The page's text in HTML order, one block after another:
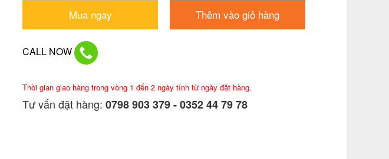
Mua ngay Thêm vào giỏ hàng
CALL NOW
Thời gian giao hàng trong vòng 1 đến 2 ngày tính từ ngày đặt hàng.
Tư vấn đặt hàng: 0798 903 379 - 0352 44 79 78